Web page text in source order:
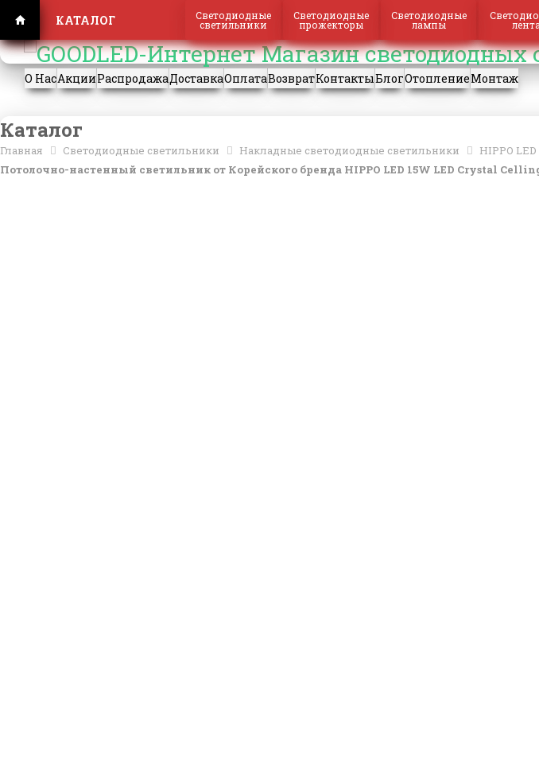
КАТАЛОГ Светодиодные
светильники
Светодиодные
прожекторы
Светодиодные
лампы
РегистрацияВход
О НасАкцииРаспродажаДоставкаОплатаВозвратКонтактыБлогОтоплениеМонтаж
Каталог
Главная Светодиодные светильники Накладные светодиодные светильники
HIPPO LED
Потолочно-настенный светильник от Корейского бренда HIPPO LED 15W LED Crystal